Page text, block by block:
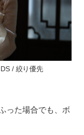
/ 絞り優先
った場合でも、ボ